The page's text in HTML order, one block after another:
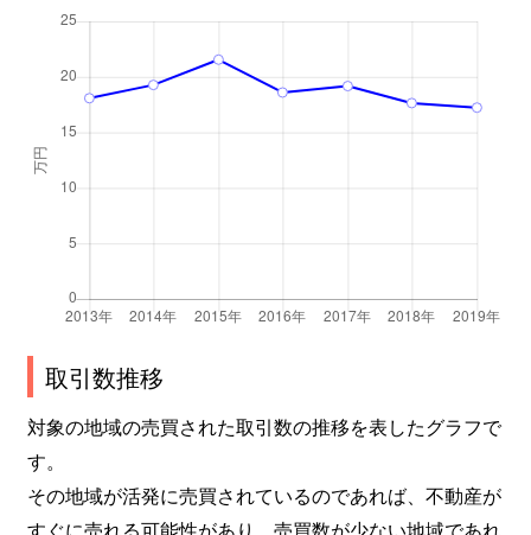
取引数推移
対象の地域の売買された取引数の推移を表したグラフで
す。
その地域が活発に売買されているのであれば、不動産が